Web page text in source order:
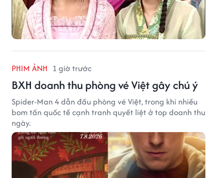
PHIM ẢNH 1 giờ trước
BXH doanh thu phòng vé Việt gây chú ý
Spider-Man 4 dẫn đầu phòng vé Việt, trong khi nhiều
bom tấn quốc tế cạnh tranh quyết liệt ở top doanh thu
ngày.